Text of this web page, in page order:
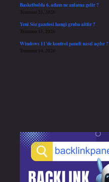
Basketbolda 6. adam ne anlama gelir ?
Temmuz 21, 2026
Yeni Söz gazetesi hangi gruba aittir ?
Temmuz 15, 2026
Windows 11’de kontrol paneli nasıl açılır ?
Temmuz 14, 2026